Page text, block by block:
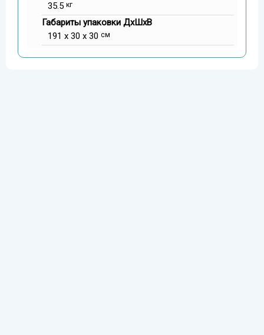
35.5 кг
Габариты упаковки ДxШxВ
191 x 30 x 30 см